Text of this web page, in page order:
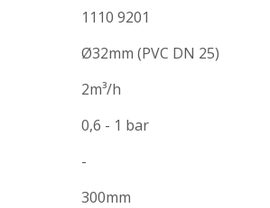
1110 9201
Ø32mm (PVC DN 25)
2m³/h
0,6 - 1 bar
-
300mm